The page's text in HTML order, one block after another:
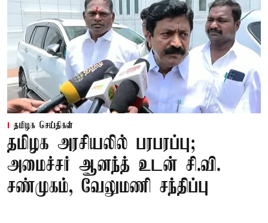
தமிழக செய்திகள்
தமிழக அரசியலில் பரபரப்பு;
அமைச்சர் ஆனந்த் உடன் சி.வி.
சண்முகம், வேலுமணி சந்திப்பு